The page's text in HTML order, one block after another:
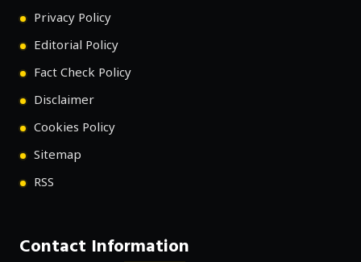
Privacy Policy
Editorial Policy
Fact Check Policy
Disclaimer
Cookies Policy
Sitemap
RSS
Contact Information